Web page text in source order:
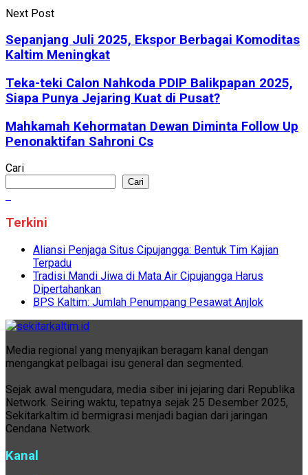
Next Post
Sepanjang Juli 2025, Ekspor Berbagai Komoditas
Kaltim Meningkat
Teka-teki Calon Nahkoda PDIP Balikpapan 2025,
Siapa Punya Jejaring Kuat di Pusat?
Mahkamah Kehormatan Dewan Diminta Follow Up
Penonaktifan Sahroni Cs
Cari
Cari
Terkini
Aliansi Penjaga Situs Cipujangga: Bentuk Tim Kajian
Terpadu
Tradisi Mandi Jiwa di Mata Air Cipujangga Harus
Dipertahankan
BPS Kaltim: Jumlah Penumpang Pesawat Anjlok
Media regional yang menyajikan beragam kanal dengan
mengangkat pelbagai isu general dan segmented.
Sejak awal mengudara, media siber ini jejaring dari Republika
Network. Seiring waktu, tepatnya sejak 25 Desember 2025,
Sekitarkaltim.id bermigrasi menjadi bagian dari jaringan
Cendana Network.
Kanal